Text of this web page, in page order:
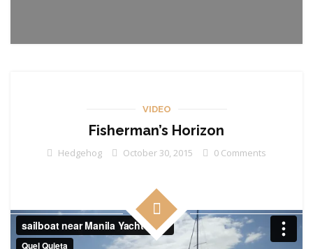
VIDEO
Fisherman’s Horizon
Hedgehog October 30, 2015 0 Comments